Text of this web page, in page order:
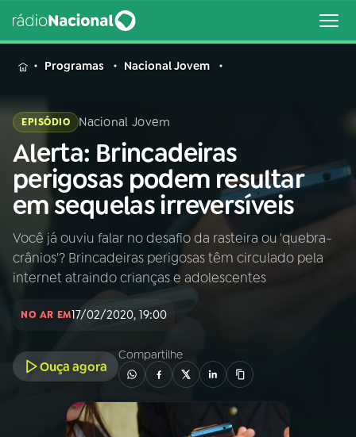
MENU
Buscar
na
Rádio
Nacional
Buscar
AO VIVO
Programas Nacional Jovem
EPISÓDIO Nacional Jovem
Alerta: Brincadeiras
perigosas podem resultar
em sequelas irreversíveis
Você já ouviu falar no desafio da rasteira ou 'quebra-
crânios'? Brincadeiras perigosas têm circulado pela
internet atraindo crianças e adolescentes
NO AR EM17/02/2020, 19:00
Ouça agora
Compartilhe